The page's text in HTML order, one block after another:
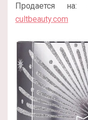
Продается на:
cultbeauty.com